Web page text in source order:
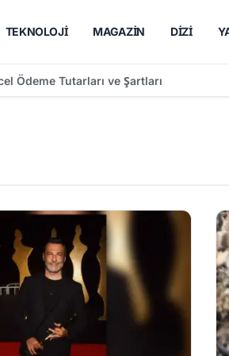
TEKNOLOJI MAGAZIN DIZI
olanlar Kaç Yaşında Emekli Olacak?